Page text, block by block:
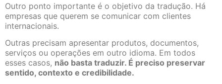
Outro ponto importante é o objetivo da tradução. Há
empresas que querem se comunicar com clientes
internacionais.
Outras precisam apresentar produtos, documentos,
serviços ou operações em outro idioma. Em todos
esses casos, não basta traduzir. É preciso preservar
sentido, contexto e credibilidade.